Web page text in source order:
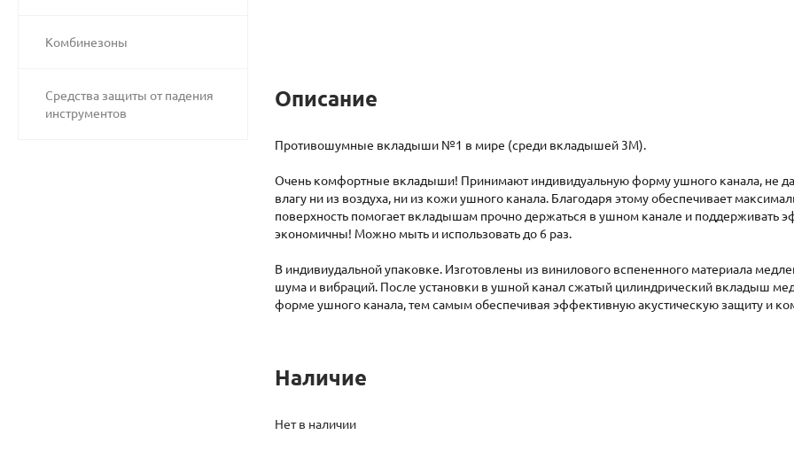
Комбинезоны
Средства защиты от падения
инструментов
Описание
Противошумные вкладыши №1 в мире (среди вкладышей 3М).
Очень комфортные вкладыши! Принимают индивидуальную форму ушного канала, не
влагу ни из воздуха, ни из кожи ушного канала. Благодаря этому обеспечивает
поверхность помогает вкладышам прочно держаться в ушном канале и поддерживать
экономичны! Можно мыть и использовать до 6 раз.
В индивиудальной упаковке. Изготовлены из винилового вспененного материала
шума и вибраций. После установки в ушной канал сжатый цилиндрический вкладыш
форме ушного канала, тем самым обеспечивая эффективную акустическую защиту и
Наличие
Нет в наличии